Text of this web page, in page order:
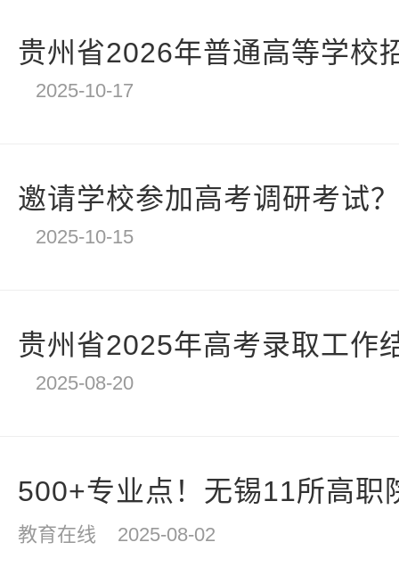
贵州省2026年普通高等学校
2025-10-17
邀请学校参加高考调研考试
2025-10-15
贵州省2025年高考录取工作
2025-08-20
500+专业点！无锡11所高职
教育在线 2025-08-02